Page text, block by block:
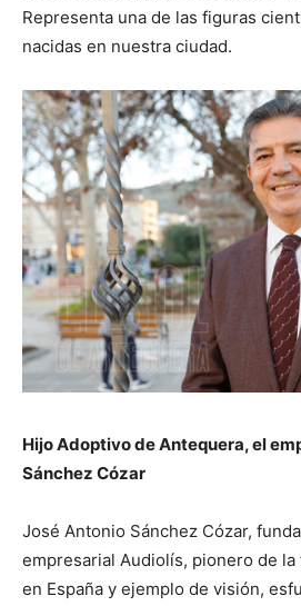
Representa una de las figuras
nacidas en nuestra ciudad.
Hijo Adoptivo de Antequera, el
Sánchez Cózar
José Antonio Sánchez Cózar,
empresarial Audiolís, pionero de
en España y ejemplo de visión,